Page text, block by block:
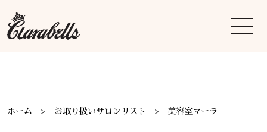
ホーム お取り扱いサロンリスト 美容室マーラ